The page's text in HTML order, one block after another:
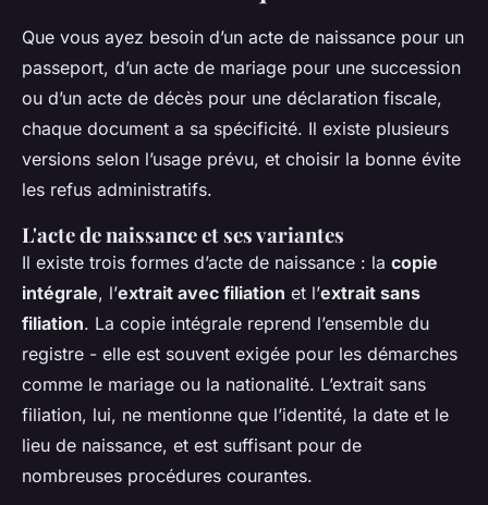
Que vous ayez besoin d’un acte de naissance pour un
passeport, d’un acte de mariage pour une succession
ou d’un acte de décès pour une déclaration fiscale,
chaque document a sa spécificité. Il existe plusieurs
versions selon l’usage prévu, et choisir la bonne évite
les refus administratifs.
L'acte de naissance et ses variantes
Il existe trois formes d’acte de naissance : la copie
intégrale, l’extrait avec filiation et l’extrait sans
filiation. La copie intégrale reprend l’ensemble du
registre - elle est souvent exigée pour les démarches
comme le mariage ou la nationalité. L’extrait sans
filiation, lui, ne mentionne que l’identité, la date et le
lieu de naissance, et est suffisant pour de
nombreuses procédures courantes.